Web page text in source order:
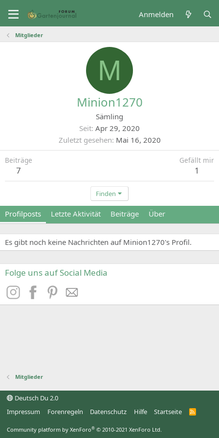
Anmelden
Mitglieder
M
Minion1270
Sämling
Seit Apr 29, 2020
Zuletzt gesehen Mai 16, 2020
Beiträge
7
Gefällt mir
1
Finden
Profilposts Letzte Aktivität Beiträge Über
Es gibt noch keine Nachrichten auf Minion1270's Profil.
Folge uns auf Social Media
Mitglieder
Deutsch Du 2.0
Impressum
Forenregeln Datenschutz Hilfe Startseite
R
Community platform by XenForo® © 2010-2021 XenForo Ltd.